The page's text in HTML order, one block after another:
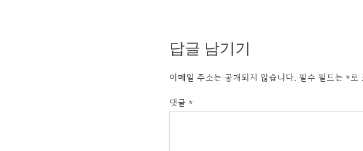
답글 남기기
이메일 주소는 공개되지 않습니다. 필수 필드는 *로
댓글 *